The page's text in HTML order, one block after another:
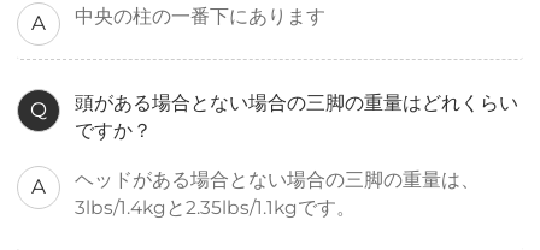
A 中央の柱の一番下にあります
Q
頭がある場合とない場合の三脚の重量はどれくらい
ですか？
A
ヘッドがある場合とない場合の三脚の重量は、
3lbs/1.4kgと2.35lbs/1.1kgです。